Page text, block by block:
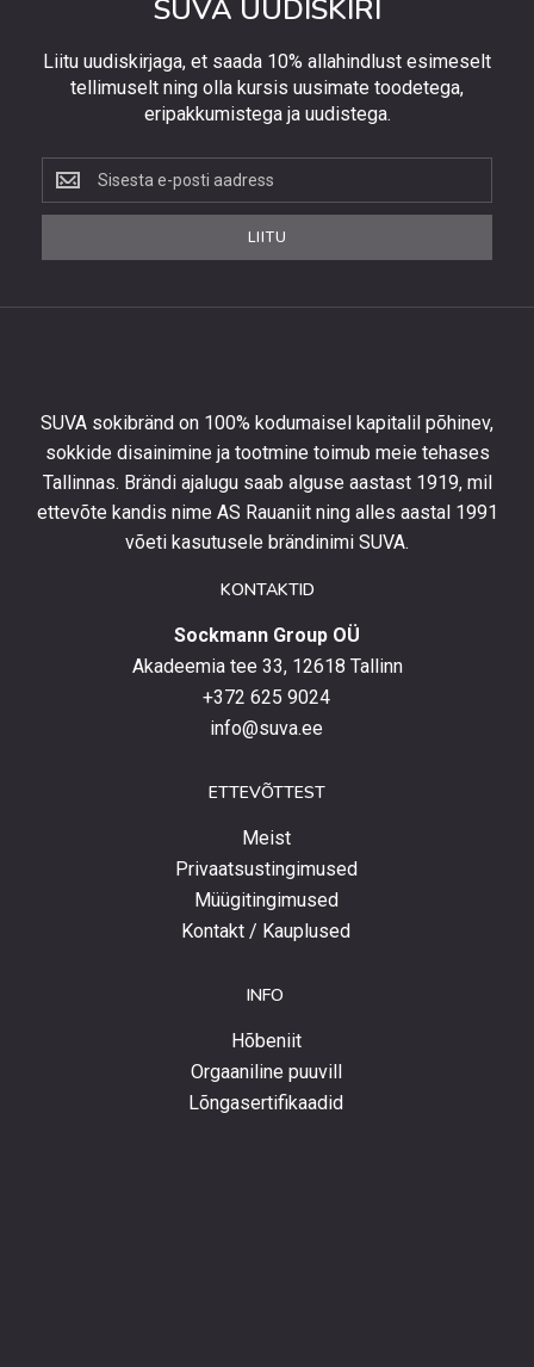
SUVA UUDISKIRI
Liitu uudiskirjaga, et saada 10% allahindlust esimeselt
tellimuselt ning olla kursis uusimate toodetega,
eripakkumistega ja uudistega.
Liitu
uudiskirjaga,
et
kursis
uusimate
toodetega,
eripakkumistega
LIITU
SUVA sokibränd on 100% kodumaisel kapitalil põhinev,
sokkide disainimine ja tootmine toimub meie tehases
Tallinnas. Brändi ajalugu saab alguse aastast 1919, mil
ettevõte kandis nime AS Rauaniit ning alles aastal 1991
võeti kasutusele brändinimi SUVA.
KONTAKTID
Sockmann Group OÜ
Akadeemia tee 33, 12618 Tallinn
+372 625 9024
info@suva.ee
ETTEVÕTTEST
Meist
Privaatsustingimused
Müügitingimused
Kontakt / Kauplused
INFO
Hõbeniit
Orgaaniline puuvill
Lõngasertifikaadid